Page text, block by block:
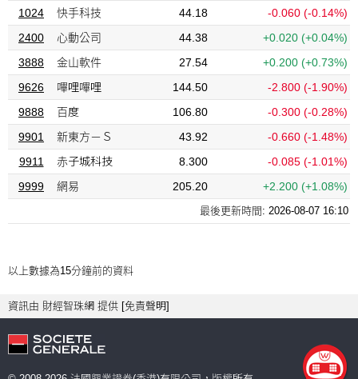
1024
快手科技 44.18 -0.060 (-0.14%)
2400
心動公司 44.38 +0.020 (+0.04%)
3888
金山軟件 27.54 +0.200 (+0.73%)
9626
嗶哩嗶哩 144.50 -2.800 (-1.90%)
9888
百度 106.80 -0.300 (-0.28%)
9901
新東方－Ｓ 43.92 -0.660 (-1.48%)
9911
赤子城科技 8.300 -0.085 (-1.01%)
9999
網易 205.20 +2.200 (+1.08%)
最後更新時間: 2026-08-07 16:10
以上數據為15分鐘前的資料
資訊由 財經智珠網 提供 [免責聲明]